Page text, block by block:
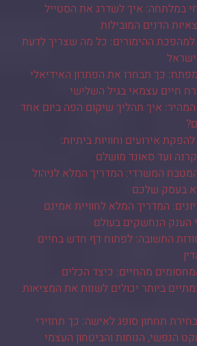
במלתחה: איך לשדרג את הסטייל
הדנים המובילות
ההימורים: כל מה שצריך לדעת
כך תבחרו את הפתרון האידיאלי
חיים עצמאי בגיל השלישי
איך תהליך שיקום הפה ביום אחד
אירועים וחוויות ביתיות:
ועד סאונד מושלם
המשרדי: המדריך המלא לניהול
בעסק שלכם
המדריך המלא לחוויית אמינם
הענק הנחשקים בעולם
התשובה: לפתוח דף חדש בחיים
מהחיים: כיצד הכלים
ביותר יכולים לשנות את המציאות
תחתון סופג לאישה: כך תחזירי
הנפשי, הנוחות והביטחון העצמי